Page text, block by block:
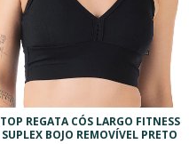
TOP REGATA CÓS LARGO FITNESS
SUPLEX BOJO REMOVÍVEL PRETO